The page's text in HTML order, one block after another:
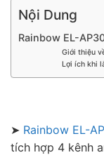
Nội Dung
Rainbow EL-
Giới thiệu
Lợi ích khi
➤ Rainbow EL-
tích hợp 4 kênh